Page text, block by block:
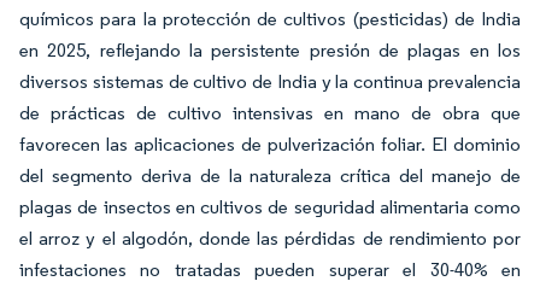
químicos para la protección de cultivos (pesticidas) de India
en 2025, reflejando la persistente presión de plagas en los
diversos sistemas de cultivo de India y la continua prevalencia
de prácticas de cultivo intensivas en mano de obra que
favorecen las aplicaciones de pulverización foliar. El dominio
del segmento deriva de la naturaleza crítica del manejo de
plagas de insectos en cultivos de seguridad alimentaria como
el arroz y el algodón, donde las pérdidas de rendimiento por
infestaciones no tratadas pueden superar el 30-40% en